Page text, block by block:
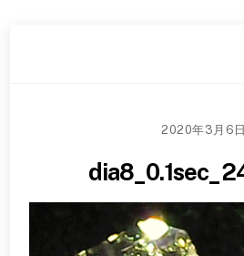
2020年3月6日